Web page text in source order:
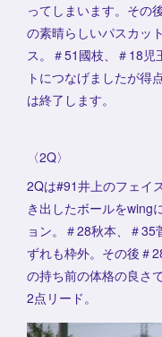
ってしまいます。その
の素晴らしいパスカッ
ス。＃51國枝、＃18児
トにつなげましたが得
は終了します。
〈2Q〉
2Qは#91井上のフェイ
き出したボールをwing
ョン。＃28秋本、＃
ずれも枠外。その後＃
の持ち前の体格の良さ
2点リード。